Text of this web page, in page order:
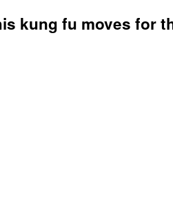
kung fu moves for